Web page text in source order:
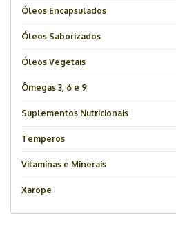
Óleos Encapsulados
Óleos Saborizados
Óleos Vegetais
Ômegas 3, 6 e 9
Suplementos Nutricionais
Temperos
Vitaminas e Minerais
Xarope